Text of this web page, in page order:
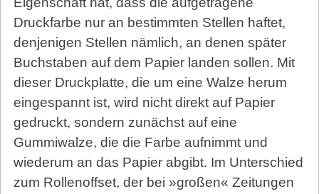
Druckfarbe nur an bestimmten Stellen haftet,
denjenigen Stellen nämlich, an denen später
Buchstaben auf dem Papier landen sollen. Mit
dieser Druckplatte, die um eine Walze herum
eingespannt ist, wird nicht direkt auf Papier
gedruckt, sondern zunächst auf eine
Gummiwalze, die die Farbe aufnimmt und
wiederum an das Papier abgibt. Im Unterschied
zum Rollenoffset, der bei »großen« Zeitungen